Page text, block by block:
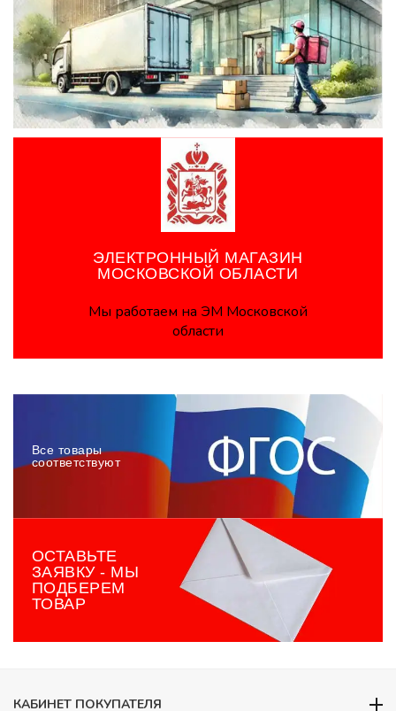
ЭЛЕКТРОННЫЙ МАГАЗИН
МОСКОВСКОЙ ОБЛАСТИ
Мы работаем на ЭМ Московской
области
Все товары
соответствуют
ОСТАВЬТЕ
ЗАЯВКУ - МЫ
ПОДБЕРЕМ
ТОВАР
КАБИНЕТ ПОКУПАТЕЛЯ